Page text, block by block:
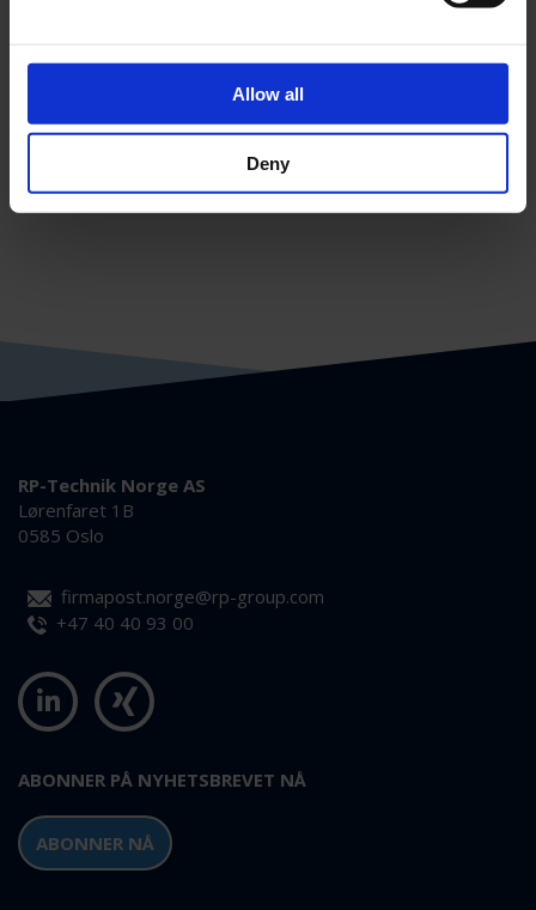
Allow all
Deny
12 V
RP-Technik Norge AS
Lørenfaret 1B
0585 Oslo
firmapost.norge@rp-group.com
+47 40 40 93 00
ABONNER PÅ NYHETSBREVET NÅ
ABONNER NÅ